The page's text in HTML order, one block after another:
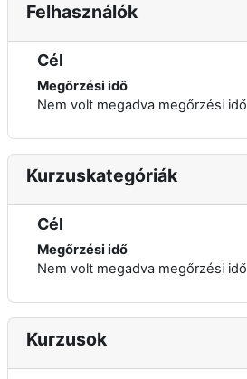
Felhasználók
Cél
Megőrzési idő
Nem volt megadva megőrzési idő
Kurzuskategóriák
Cél
Megőrzési idő
Nem volt megadva megőrzési idő
Kurzusok